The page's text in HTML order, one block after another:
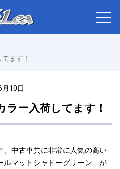
ます！
月10日
ラー入荷してます！
、中古車共に非常に人気の高い
ルマットシャドーグリーン」が